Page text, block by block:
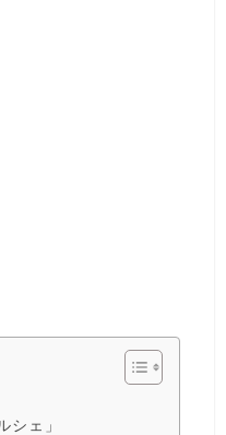
シェ」